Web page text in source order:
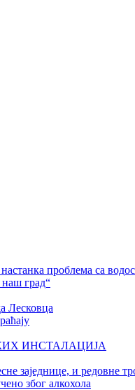
проблема са
град“
Лесковца
ИНСТАЛАЦИЈА
заједнице, и редовне
због алкохола